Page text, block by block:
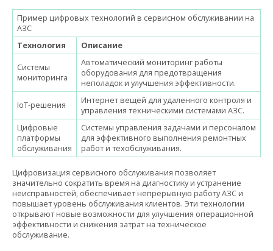
Пример цифровых технологий в сервисном обслуживании на
АЗС
Технология
Описание
Системы
мониторинга
Автоматический мониторинг работы
оборудования для предотвращения
неполадок и улучшения эффективности.
IoT-решения
Интернет вещей для удаленного контроля и
управления техническими системами АЗС.
Цифровые
платформы
обслуживания
Системы управления задачами и персоналом
для эффективного выполнения ремонтных
работ и техобслуживания.
Цифровизация сервисного обслуживания позволяет
значительно сократить время на диагностику и устранение
неисправностей, обеспечивает непрерывную работу АЗС и
повышает уровень обслуживания клиентов. Эти технологии
открывают новые возможности для улучшения операционной
эффективности и снижения затрат на техническое
обслуживание.